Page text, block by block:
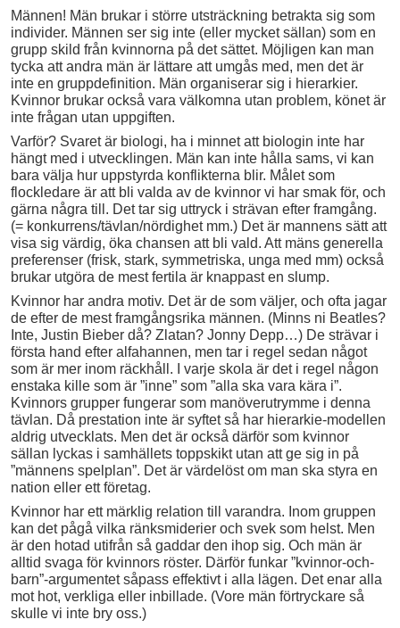
Männen! Män brukar i större utsträckning betrakta sig som
individer. Männen ser sig inte (eller mycket sällan) som en
grupp skild från kvinnorna på det sättet. Möjligen kan man
tycka att andra män är lättare att umgås med, men det är
inte en gruppdefinition. Män organiserar sig i hierarkier.
Kvinnor brukar också vara välkomna utan problem, könet är
inte frågan utan uppgiften.
Varför? Svaret är biologi, ha i minnet att biologin inte har
hängt med i utvecklingen. Män kan inte hålla sams, vi kan
bara välja hur uppstyrda konflikterna blir. Målet som
flockledare är att bli valda av de kvinnor vi har smak för, och
gärna några till. Det tar sig uttryck i strävan efter framgång.
(= konkurrens/tävlan/nördighet mm.) Det är mannens sätt att
visa sig värdig, öka chansen att bli vald. Att mäns generella
preferenser (frisk, stark, symmetriska, unga med mm) också
brukar utgöra de mest fertila är knappast en slump.
Kvinnor har andra motiv. Det är de som väljer, och ofta jagar
de efter de mest framgångsrika männen. (Minns ni Beatles?
Inte, Justin Bieber då? Zlatan? Jonny Depp…) De strävar i
första hand efter alfahannen, men tar i regel sedan något
som är mer inom räckhåll. I varje skola är det i regel någon
enstaka kille som är ”inne” som ”alla ska vara kära i”.
Kvinnors grupper fungerar som manöverutrymme i denna
tävlan. Då prestation inte är syftet så har hierarkie-modellen
aldrig utvecklats. Men det är också därför som kvinnor
sällan lyckas i samhällets toppskikt utan att ge sig in på
”männens spelplan”. Det är värdelöst om man ska styra en
nation eller ett företag.
Kvinnor har ett märklig relation till varandra. Inom gruppen
kan det pågå vilka ränksmiderier och svek som helst. Men
är den hotad utifrån så gaddar den ihop sig. Och män är
alltid svaga för kvinnors röster. Därför funkar ”kvinnor-och-
barn”-argumentet såpass effektivt i alla lägen. Det enar alla
mot hot, verkliga eller inbillade. (Vore män förtryckare så
skulle vi inte bry oss.)